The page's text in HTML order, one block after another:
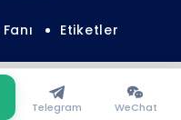
Etiketler
Telegram WeChat